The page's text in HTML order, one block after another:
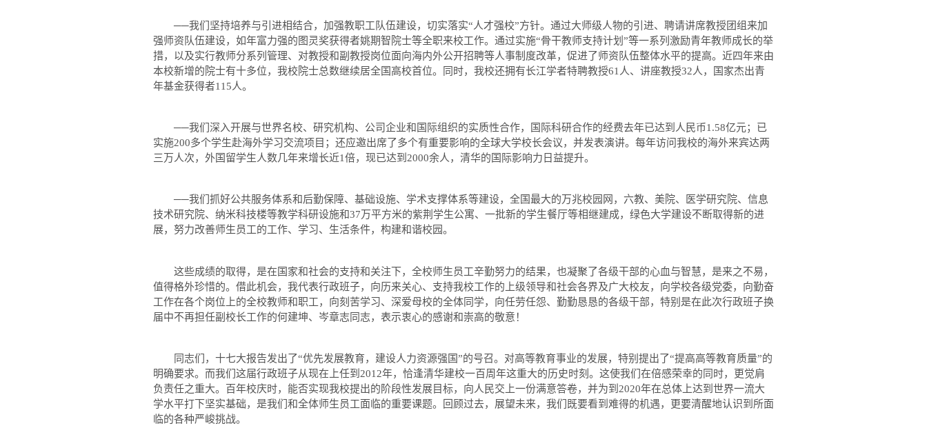
──我们坚持培养与引进相结合，加强教职工队伍建设，切实落实“人才强校”方针。通过大师级人物的引进、聘请讲席教授团组来加
强师资队伍建设，如年富力强的图灵奖获得者姚期智院士等全职来校工作。通过实施“骨干教师支持计划”等一系列激励青年教师成长的举
措，以及实行教师分系列管理、对教授和副教授岗位面向海内外公开招聘等人事制度改革，促进了师资队伍整体水平的提高。近四年来由
本校新增的院士有十多位，我校院士总数继续居全国高校首位。同时，我校还拥有长江学者特聘教授61 人、讲座教授32人，国家杰出青
年基金获得者115人。
──我们深入开展与世界名校、研究机构、公司企业和国际组织的实质性合作，国际科研合作的经费去年已达到人民币1.58亿元；已
实施200多个学生赴海外学习交流项目；还应邀出席了多个有重要影响的全球大学校长会议，并发表演讲。每年访问我校的海外来宾达两
三万人次，外国留学生人数几年来增长近1倍，现已达到 2000余人，清华的国际影响力日益提升。
──我们抓好公共服务体系和后勤保障、基础设施、学术支撑体系等建设，全国最大的万兆校园网，六教、美院、医学研究院、信息
技术研究院、纳米科技楼等教学科研设施和37万平方米的紫荆学生公寓、一批新的学生餐厅等相继建成，绿色大学建设不断取得新的进
展，努力改善师生员工的工作、学习、生活条件，构建和谐校园。
这些成绩的取得，是在国家和社会的支持和关注下，全校师生员工辛勤努力的结果，也凝聚了各级干部的心血与智慧，是来之不易，
值得格外珍惜的。借此机会，我代表行政班子，向历来关心、支持我校工作的上级领导和社会各界及广大校友，向学校各级党委，向勤奋
工作在各个岗位上的全校教师和职工，向刻苦学习、深爱母校的全体同学，向任劳任怨、勤勤恳恳的各级干部，特别是在此次行政班子换
届中不再担任副校长工作的何建坤、岑章志同志，表示衷心的感谢和崇高的敬意！
同志们，十七大报告发出了“优先发展教育，建设人力资源强国”的号召。对高等教育事业的发展，特别提出了“提高高等教育质量”的
明确要求。而我们这届行政班子从现在上任到 2012年，恰逢清华建校一百周年这重大的历史时刻。这使我们在倍感荣幸的同时，更觉肩
负责任之重大。百年校庆时，能否实现我校提出的阶段性发展目标，向人民交上一份满意答卷，并为到 2020年在总体上达到世界一流大
学水平打下坚实基础，是我们和全体师生员工面临的重要课题。回顾过去，展望未来，我们既要看到难得的机遇，更要清醒地认识到所面
临的各种严峻挑战。